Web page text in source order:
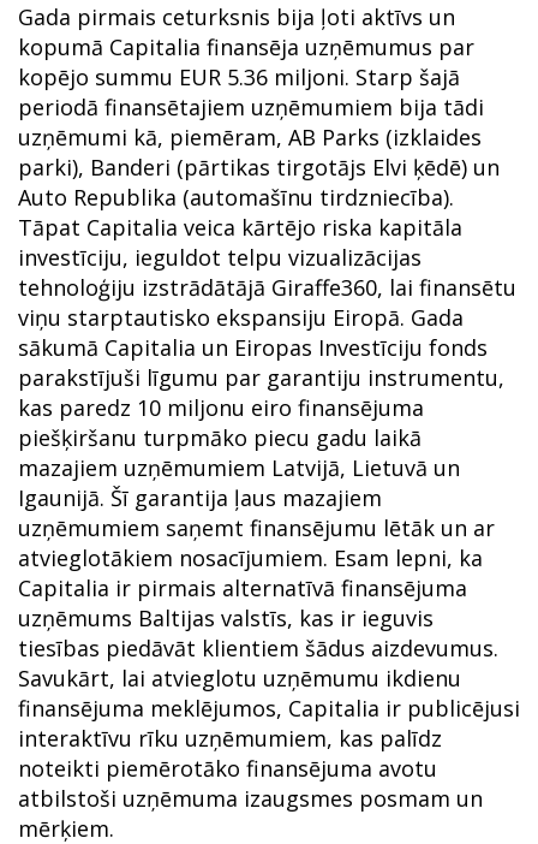
Gada pirmais ceturksnis bija ļoti aktīvs un
kopumā Capitalia finansēja uzņēmumus par
kopējo summu EUR 5.36 miljoni. Starp šajā
periodā finansētajiem uzņēmumiem bija tādi
uzņēmumi kā, piemēram, AB Parks (izklaides
parki), Banderi (pārtikas tirgotājs Elvi ķēdē) un
Auto Republika (automašīnu tirdzniecība).
Tāpat Capitalia veica kārtējo riska kapitāla
investīciju, ieguldot telpu vizualizācijas
tehnoloģiju izstrādātājā Giraffe360, lai finansētu
viņu starptautisko ekspansiju Eiropā. Gada
sākumā Capitalia un Eiropas Investīciju fonds
parakstījuši līgumu par garantiju instrumentu,
kas paredz 10 miljonu eiro finansējuma
piešķiršanu turpmāko piecu gadu laikā
mazajiem uzņēmumiem Latvijā, Lietuvā un
Igaunijā. Šī garantija ļaus mazajiem
uzņēmumiem saņemt finansējumu lētāk un ar
atvieglotākiem nosacījumiem. Esam lepni, ka
Capitalia ir pirmais alternatīvā finansējuma
uzņēmums Baltijas valstīs, kas ir ieguvis
tiesības piedāvāt klientiem šādus aizdevumus.
Savukārt, lai atvieglotu uzņēmumu ikdienu
finansējuma meklējumos, Capitalia ir publicējusi
interaktīvu rīku uzņēmumiem, kas palīdz
noteikti piemērotāko finansējuma avotu
atbilstoši uzņēmuma izaugsmes posmam un
mērķiem.